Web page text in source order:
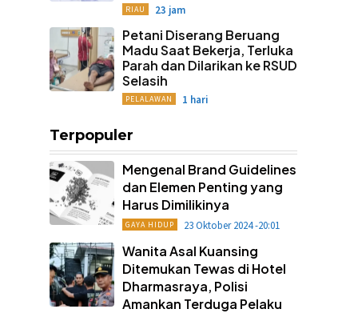
RIAU 23 jam
Petani Diserang Beruang
Madu Saat Bekerja, Terluka
Parah dan Dilarikan ke RSUD
Selasih
PELALAWAN 1 hari
Terpopuler
Mengenal Brand Guidelines
dan Elemen Penting yang
Harus Dimilikinya
GAYA HIDUP 23 Oktober 2024 -20:01
Wanita Asal Kuansing
Ditemukan Tewas di Hotel
Dharmasraya, Polisi
Amankan Terduga Pelaku